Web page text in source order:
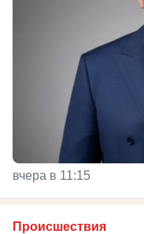
вчера в 11:15
Происшествия